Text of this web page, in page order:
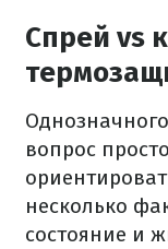
Спрей vs
вопрос
несколько
состояние и